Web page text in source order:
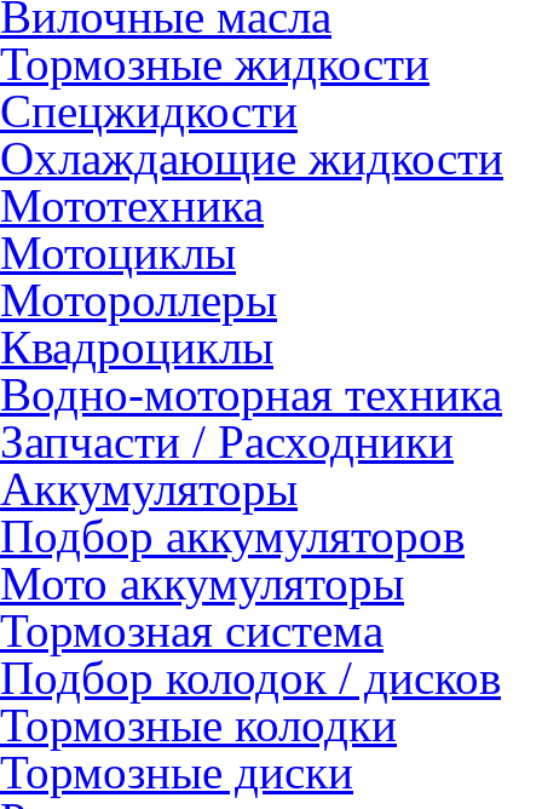
Вилочные масла
Тормозные жидкости
Спецжидкости
Охлаждающие жидкости
Мототехника
Мотоциклы
Мотороллеры
Квадроциклы
Водно-моторная техника
Запчасти / Расходники
Аккумуляторы
Подбор аккумуляторов
Мото аккумуляторы
Тормозная система
Подбор колодок / дисков
Тормозные колодки
Тормозные диски